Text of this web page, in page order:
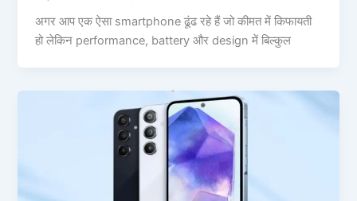
अगर आप एक ऐसा smartphone ढूंढ रहे हैं जो कीमत में किफायती
हो लेकिन performance, battery और design में बिल्कुल